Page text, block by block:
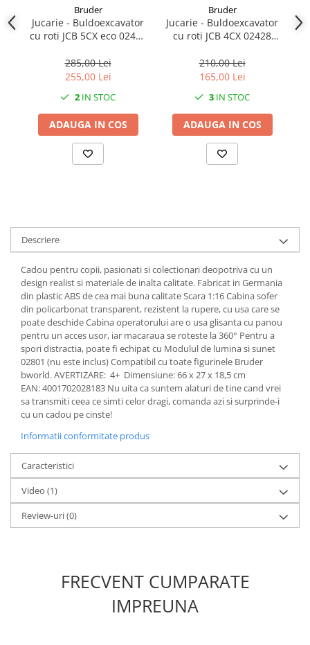
1.7.2. Placute de frana
1.7.4. Piese si accesorii frana
1.7.5. O-ring frana
1.8. Transmisie
1.8.1. Prize de putere
1.8.3. Ambreiaje
1.8.5. Transmisie punte fața 2 WD
(2x4)
1.8.6. Transmisie punte fața 4 WD
(4x4)
1.8.7. Direcție
1.8.8. Cabluri ambreiaj și
transmisie
1.8.9. Pompe ambreiaj
1.8.10. Volante
1.8.11. Ambreaje lamelare și
Bruder
Jucarie - Buldoexcavator
cu roti JCB 5CX eco 02454
285,00 Lei
255,00 Lei
2 IN STOC
ADAUGA IN COS
Bruder
Jucarie - Buldoexcavator
cu roti JCB 4CX 02428
210,00 Lei
165,00 Lei
3 IN STOC
ADAUGA IN COS
Descriere
Cadou pentru copii, pasionati si colectionari deopotriva cu un
design realist si materiale de inalta calitate. Fabricat in Germania
din plastic ABS de cea mai buna calitate Scara 1:16 Cabina sofer
din policarbonat transparent, rezistent la rupere, cu usa care se
poate deschide Cabina operatorului are o usa glisanta cu panou
pentru un acces usor, iar macaraua se roteste la 360° Pentru a
spori distractia, poate fi echipat cu Modulul de lumina si sunet
02801 (nu este inclus) Compatibil cu toate figurinele Bruder
bworld. AVERTIZARE: 4+ Dimensiune: 66 x 27 x 18,5 cm
EAN: 4001702028183 Nu uita ca suntem alaturi de tine cand vrei
sa transmiti ceea ce simti celor dragi, comanda azi si surprinde-i
cu un cadou pe cinste!
Informatii conformitate produs
Caracteristici
Video (1)
Review-uri(0)
FRECVENT CUMPARATE
IMPREUNA